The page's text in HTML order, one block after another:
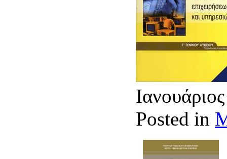
Posted in